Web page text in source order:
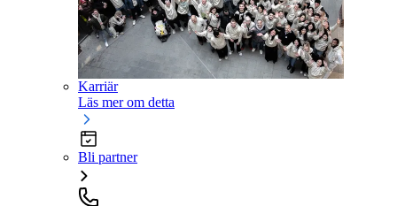
Karriär
Läs mer om detta
Bli partner